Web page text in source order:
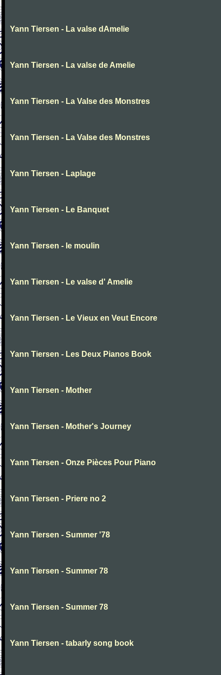
Yann Tiersen - La valse dAmelie
Yann Tiersen - La valse de Amelie
Yann Tiersen - La Valse des Monstres
Yann Tiersen - La Valse des Monstres
Yann Tiersen - Laplage
Yann Tiersen - Le Banquet
Yann Tiersen - le moulin
Yann Tiersen - Le valse d' Amelie
Yann Tiersen - Le Vieux en Veut Encore
Yann Tiersen - Les Deux Pianos Book
Yann Tiersen - Mother
Yann Tiersen - Mother's Journey
Yann Tiersen - Onze Pièces Pour Piano
Yann Tiersen - Priere no 2
Yann Tiersen - Summer '78
Yann Tiersen - Summer 78
Yann Tiersen - Summer 78
Yann Tiersen - tabarly song book